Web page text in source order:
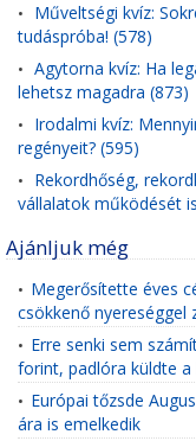
• Műveltségi kvíz:
tudáspróba! (578)
• Agytorna kvíz: Ha
lehetsz magadra (873)
• Irodalmi kvíz:
regényeit? (595)
• Rekordhőség,
vállalatok működését
Ajánljuk még
• Megerősítette éves
csökkenő nyereséggel
• Erre senki sem
forint, padlóra küldte
• Európai tőzsde
ára is emelkedik